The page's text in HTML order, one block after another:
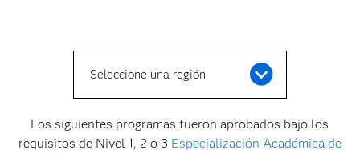
Seleccione una región
Los siguientes programas fueron aprobados bajo los
requisitos de Nivel 1, 2 o 3 Especialización Académica de